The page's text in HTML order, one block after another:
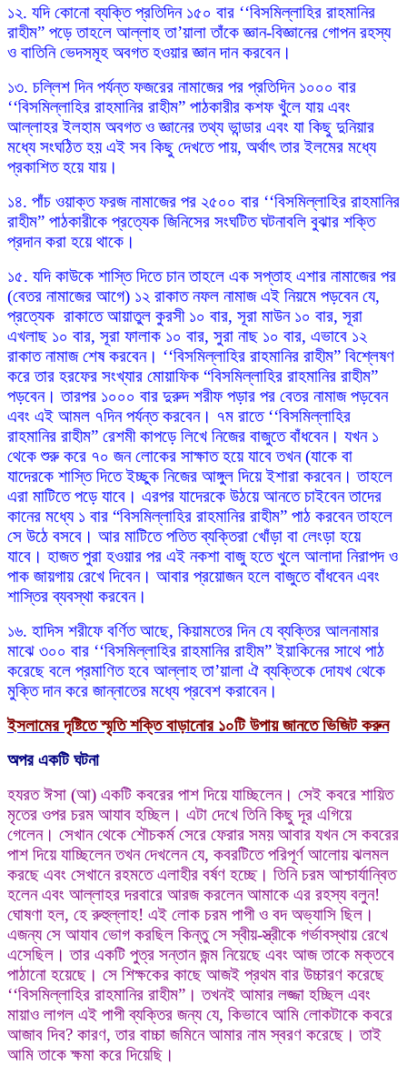
১২. যদি কোনো ব্যক্তি প্রতিদিন ১৫০ বার ‘‘বিসমিল্লাহির রাহমানির
রাহীম” পড়ে তাহলে আল্লাহ তা’য়ালা তাঁকে জ্ঞান-বিজ্ঞানের গোপন রহস্য
ও বাতিনি ভেদসমূহ অবগত হওয়ার জ্ঞান দান করবেন।
১৩. চল্লিশ দিন পর্যন্ত ফজরের নামাজের পর প্রতিদিন ১০০০ বার
‘‘বিসমিল্লাহির রাহমানির রাহীম” পাঠকারীর কশফ খুঁলে যায় এবং
আল্লাহর ইলহাম অবগত ও জ্ঞানের তথ্য ভান্ডার এবং যা কিছু দুনিয়ার
মধ্যে সংঘঠিত হয় এই সব কিছু দেখতে পায়, অর্থাৎ তার ইলমের মধ্যে
প্রকাশিত হয়ে যায়।
১৪. পাঁচ ওয়াক্ত ফরজ নামাজের পর ২৫০০ বার ‘‘বিসমিল্লাহির রাহমানির
রাহীম” পাঠকারীকে প্রত্যেক জিনিসের সংঘটিত ঘটনাবলি বুঝার শক্তি
প্রদান করা হয়ে থাকে।
১৫. যদি কাউকে শাস্তি দিতে চান তাহলে এক সপ্তাহ এশার নামাজের পর
(বেতর নামাজের আগে) ১২ রাকাত নফল নামাজ এই নিয়মে পড়বেন যে,
প্রত্যেক রাকাতে আয়াতুল কুরসী ১০ বার, সূরা মাউন ১০ বার, সূরা
এখলাছ ১০ বার, সূরা ফালাক ১০ বার, সুরা নাছ ১০ বার, এভাবে ১২
রাকাত নামাজ শেষ করবেন। ‘‘বিসমিল্লাহির রাহমানির রাহীম” বিশ্লেষণ
করে তার হরফের সংখ্যার মোয়াফিক “বিসমিল্লাহির রাহমানির রাহীম”
পড়বেন। তারপর ১০০০ বার দুরুদ শরীফ পড়ার পর বেতর নামাজ পড়বেন
এবং এই আমল ৭দিন পর্যন্ত করবেন। ৭ম রাতে ‘‘বিসমিল্লাহির
রাহমানির রাহীম” রেশমী কাপড়ে লিখে নিজের বাজুতে বাঁধবেন। যখন ১
থেকে শুরু করে ৭০ জন লোকের সাক্ষাত হয়ে যাবে তখন (যাকে বা
যাদেরকে শাস্তি দিতে ইচ্ছুক নিজের আঙ্গুল দিয়ে ইশারা করবেন। তাহলে
এরা মাটিতে পড়ে যাবে। এরপর যাদেরকে উঠয়ে আনতে চাইবেন তাদের
কানের মধ্যে ১ বার “বিসমিল্লাহির রাহমানির রাহীম” পাঠ করবেন তাহলে
সে উঠে বসবে। আর মাটিতে পতিত ব্যক্তিরা খোঁড়া বা লেংড়া হয়ে
যাবে। হাজত পুরা হওয়ার পর এই নকশা বাজু হতে খুলে আলাদা নিরাপদ ও
পাক জায়গায় রেখে দিবেন। আবার প্রয়োজন হলে বাজুতে বাঁধবেন এবং
শাস্তির ব্যবস্থা করবেন।
১৬. হাদিস শরীফে বর্ণিত আছে, কিয়ামতের দিন যে ব্যক্তির আলনামার
মাঝে ৩০০ বার ‘‘বিসমিল্লাহির রাহমানির রাহীম” ইয়াকিনের সাথে পাঠ
করেছে বলে প্রমাণিত হবে আল্লাহ তা’য়ালা ঐ ব্যক্তিকে দোযখ থেকে
মুক্তি দান করে জান্নাতের মধ্যে প্রবেশ করাবেন।
ইসলামের দৃষ্টিতে স্মৃতি শক্তি বাড়ানোর ১০টি উপায় জানতে ভিজিট করুন
অপর একটি ঘটনা
হযরত ঈসা (আ) একটি কবরের পাশ দিয়ে যাচ্ছিলেন। সেই কবরে শায়িত
মৃতের ওপর চরম আযাব হচ্ছিল। এটা দেখে তিনি কিছু দূর এগিয়ে
গেলেন। সেখান থেকে শৌচকর্ম সেরে ফেরার সময় আবার যখন সে কবরের
পাশ দিয়ে যাচ্ছিলেন তখন দেখলেন যে, কবরটিতে পরিপূর্ণ আলোয় ঝলমল
করছে এবং সেখানে রহমতে এলাহীর বর্ষণ হচ্ছে। তিনি চরম আশ্চার্যান্বিত
হলেন এবং আল্লাহর দরবারে আরজ করলেন আমাকে এর রহস্য বলুন!
ঘোষণা হল, হে রুহুল্লাহ! এই লোক চরম পাপী ও বদ অভ্যাসি ছিল।
এজন্য সে আযাব ভোগ করছিল কিন্তু সে স্বীয়-স্ত্রীকে গর্ভাবস্থায় রেখে
এসেছিল। তার একটি পুত্র সন্তান জন্ম নিয়েছে এবং আজ তাকে মক্তবে
পাঠানো হয়েছে। সে শিক্ষকের কাছে আজই প্রথম বার উচ্চারণ করেছে
‘‘বিসমিল্লাহির রাহমানির রাহীম”। তখনই আমার লজ্জা হচ্ছিল এবং
মায়াও লাগল এই পাপী ব্যক্তির জন্য যে, কিভাবে আমি লোকটাকে কবরে
আজাব দিব? কারণ, তার বাচ্চা জমিনে আমার নাম স্বরণ করেছে। তাই
আমি তাকে ক্ষমা করে দিয়েছি।